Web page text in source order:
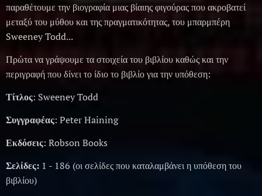
παραθέτουμε την βιογραφία μιας βίαιης φιγούρας που ακροβατεί
μεταξύ του μύθου και της πραγματικότητας, του μπαρμπέρη
Sweeney Todd...
Πρώτα να γράψουμε τα στοιχεία του βιβλίου καθώς και την
περιγραφή που δίνει το ίδιο το βιβλίο για την υπόθεση:
Τίτλος: Sweeney Todd
Συγγραφέας: Peter Haining
Εκδόσεις: Robson Books
Σελίδες: 1 - 186 (οι σελίδες που καταλαμβάνει η υπόθεση του
βιβλίου)